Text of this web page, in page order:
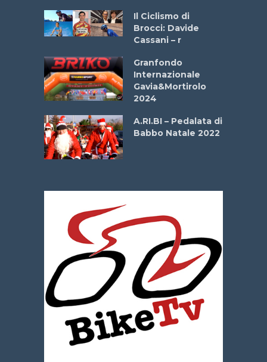
Il Ciclismo di
Brocci: Davide
Cassani – r
Granfondo
Internazionale
Gavia&Mortirolo
2024
A.RI.BI – Pedalata di
Babbo Natale 2022